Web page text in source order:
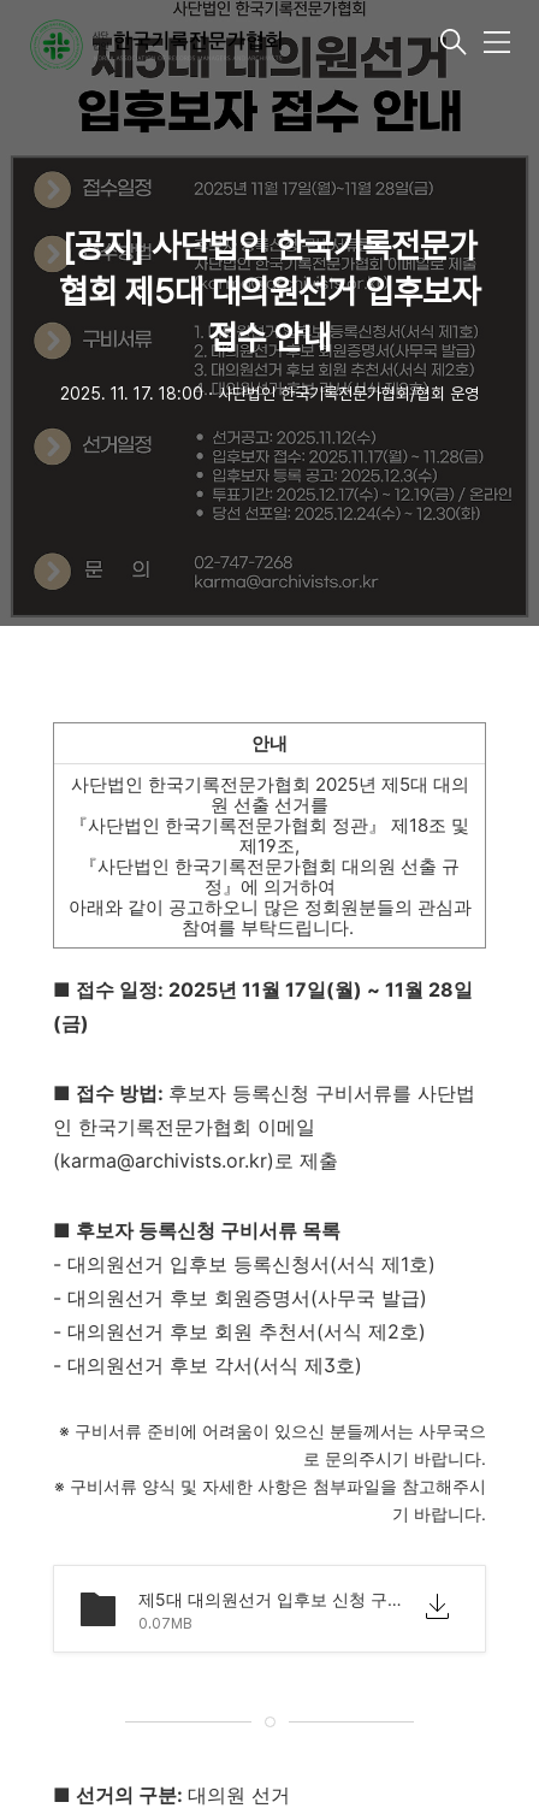
메
[공지] 사단법인 한국기록전문가
협회 제5대 대의원선거 입후보자
접수 안내
2025. 11. 17. 18:00ㆍ사단법인 한국기록전문가협회/협회 운영
안내
사단법인 한국기록전문가협회 2025년 제5대 대의
원 선출 선거를
『사단법인 한국기록전문가협회 정관』 제18조 및
제19조,
『사단법인 한국기록전문가협회 대의원 선출 규
정』에 의거하여
아래와 같이 공고하오니 많은 정회원분들의 관심과
참여를 부탁드립니다.
■ 접수 일정: 2025년 11월 17일(월) ~ 11월 28일
(금)
■ 접수 방법: 후보자 등록신청 구비서류를 사단법
인 한국기록전문가협회 이메일
(karma@archivists.or.kr)로 제출
■ 후보자 등록신청 구비서류 목록
- 대의원선거 입후보 등록신청서(서식 제1호)
- 대의원선거 후보 회원증명서(사무국 발급)
- 대의원선거 후보 회원 추천서(서식 제2호)
- 대의원선거 후보 각서(서식 제3호)
※ 구비서류 준비에 어려움이 있으신 분들께서는 사무국으
로 문의주시기 바랍니다.
※ 구비서류 양식 및 자세한 사항은 첨부파일을 참고해주시
기 바랍니다.
제5대 대의원선거 입후보 신청 구비서류 및 작성 안내.hwp
0.07MB
■ 선거의 구분: 대의원 선거